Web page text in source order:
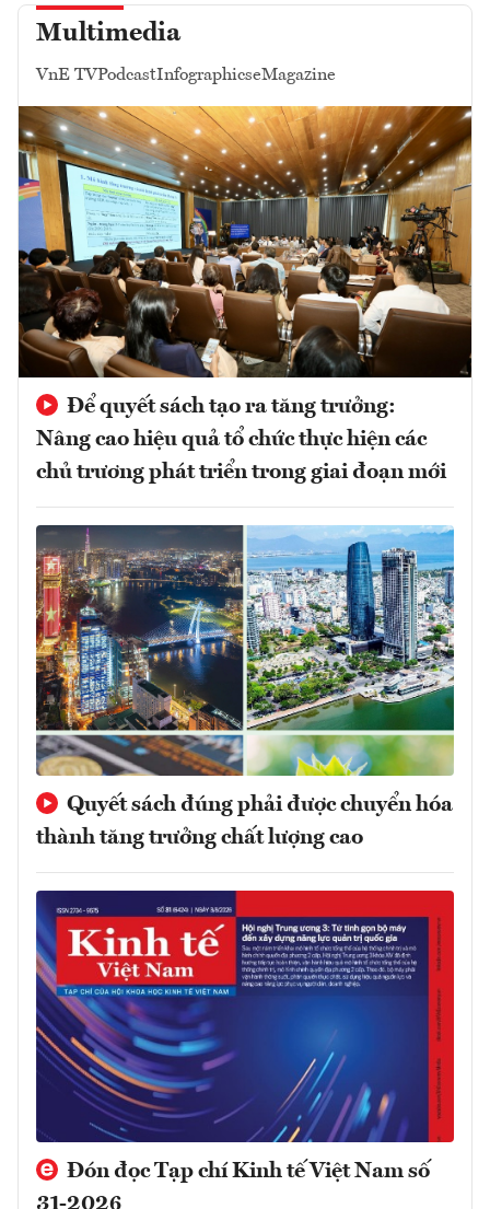
Multimedia
VnE TVPodcastInfographicseMagazine
Để quyết sách tạo ra tăng trưởng:
Nâng cao hiệu quả tổ chức thực hiện các
chủ trương phát triển trong giai đoạn mới
Quyết sách đúng phải được chuyển hóa
thành tăng trưởng chất lượng cao
Đón đọc Tạp chí Kinh tế Việt Nam số
31-2026